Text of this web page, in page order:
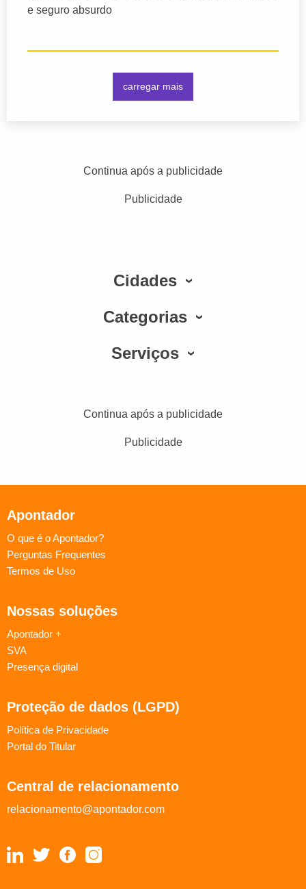
e seguro absurdo
carregar mais
Continua após a publicidade
Publicidade
Cidades
Categorias
Serviços
Continua após a publicidade
Publicidade
Apontador
O que é o Apontador?
Perguntas Frequentes
Termos de Uso
Nossas soluções
Apontador +
SVA
Presença digital
Proteção de dados (LGPD)
Política de Privacidade
Portal do Titular
Central de relacionamento
relacionamento@apontador.com